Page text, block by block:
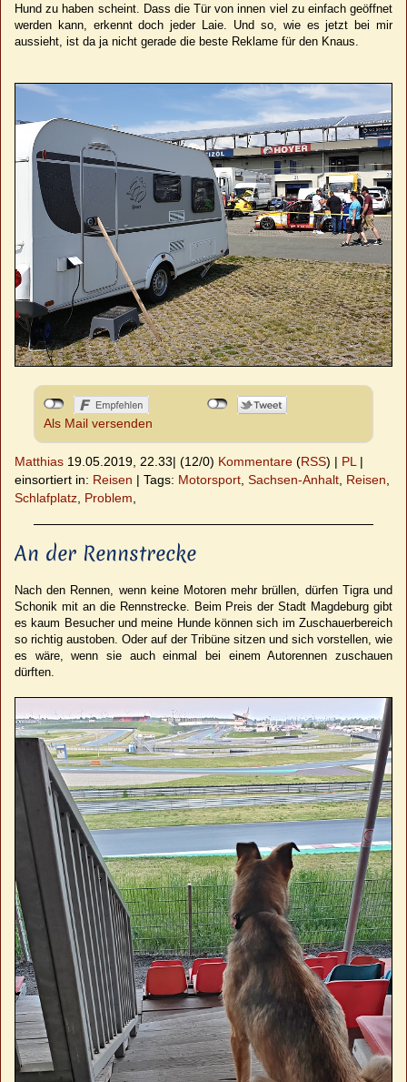
Hund zu haben scheint. Dass die Tür von innen viel zu einfach geöffnet
werden kann, erkennt doch jeder Laie. Und so, wie es jetzt bei mir
aussieht, ist da ja nicht gerade die beste Reklame für den Knaus.
Als Mail versenden
Matthias 19.05.2019, 22.33| (12/0) Kommentare (RSS) | PL |
einsortiert in: Reisen | Tags: Motorsport Sachsen-Anhalt Reisen
Schlafplatz Problem
An der Rennstrecke
Nach den Rennen, wenn keine Motoren mehr brüllen, dürfen Tigra und
Schonik mit an die Rennstrecke. Beim Preis der Stadt Magdeburg gibt
es kaum Besucher und meine Hunde können sich im Zuschauerbereich
so richtig austoben. Oder auf der Tribüne sitzen und sich vorstellen, wie
es wäre, wenn sie auch einmal bei einem Autorennen zuschauen
dürften.